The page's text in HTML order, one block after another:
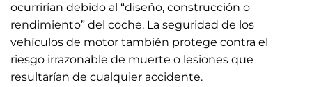
ocurrirían debido al “diseño, construcción o
rendimiento” del coche. La seguridad de los
vehículos de motor también protege contra el
riesgo irrazonable de muerte o lesiones que
resultarían de cualquier accidente.